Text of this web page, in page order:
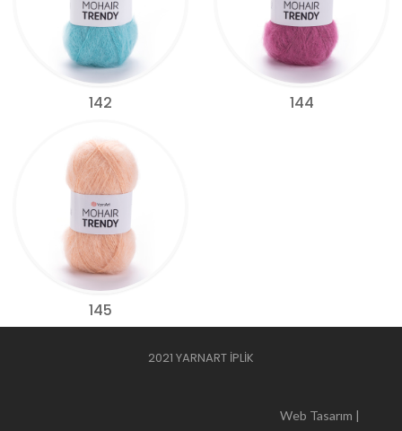
142 144
145
2021 YARNART İPLİK
Web Tasarım |